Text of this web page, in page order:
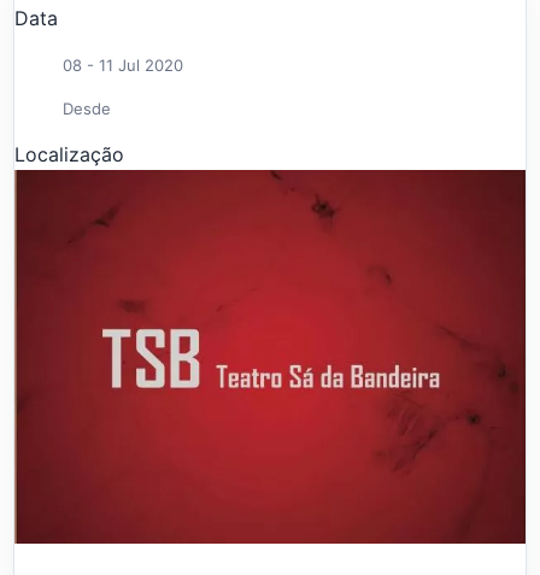
Data
08 - 11 Jul 2020
Desde
Localização